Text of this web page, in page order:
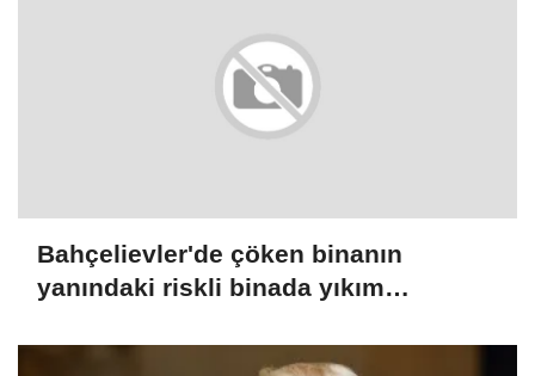
Bahçelievler'de çöken binanın
yanındaki riskli binada yıkım